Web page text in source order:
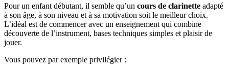
Pour un enfant débutant, il semble qu’un cours de clarinette adapté
à son âge, à son niveau et à sa motivation soit le meilleur choix.
L’idéal est de commencer avec un enseignement qui combine
découverte de l’instrument, bases techniques simples et plaisir de
jouer.
Vous pouvez par exemple privilégier :